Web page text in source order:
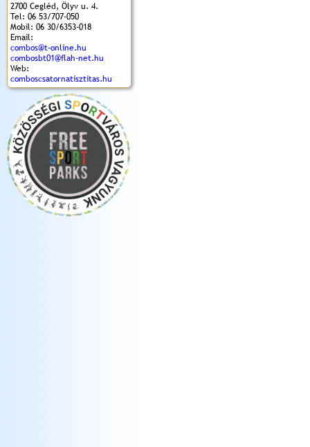
2700 Cegléd, Ölyv u. 4.
Tel: 06 53/707-050
Mobil: 06 30/6353-018
Email:
combos@t-online.hu
combosbt01@flah-net.hu
Web:
comboscsatornatisztitas.hu